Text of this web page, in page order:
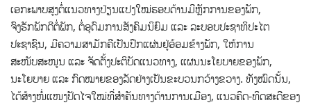
ເອກະພາບສູງຕໍ່ແນວທາງປ່ຽນແປງໃໝ່ຮອບດ້ານມີຫຼັກການຂອງພັກ,
ຈົງຮັກພັກດີຕໍ່ພັກ, ຕໍ່ອຸດົມການສັງຄົມນິຍົມ ແລະ ລະບອບປະຊາທິປະໄຕ
ປະຊາຊົນ, ມີຄວາມສາມັກຄີເປັນປຶກແຜ່ນຢູ່ອ້ອມຂ້າງພັກ, ໃຫ້ການ
ສະໜັບສະໜູນ ແລະ ຈັດຕັ້ງປະຕິບັດແນວທາງ, ແຜນນະໂຍບາຍຂອງພັກ,
ນະໂຍບາຍ ແລະ ກົດໝາຍຂອງລັດຢ່າງເປັນຂະບວນກວ້າງຂວາງ. ທັງໝົດນັ້ນ,
ໄດ້ສ້າງໜໍ່ແໜງປັດໄຈໃໝ່ທີ່ສໍາຄັນທາງດ້ານການເມືອງ, ແນວຄິດ-ທິດສະດີຂອງ